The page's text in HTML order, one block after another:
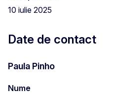
10 iulie 2025
Date de contact
Paula Pinho
Nume